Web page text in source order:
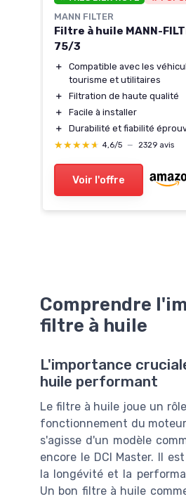
MANN FILTER
Filtre à huile MANN-
75/3
＋
Compatible avec les
tourisme et utilitaires
＋
Filtration de haute qualité
＋
Facile à installer
＋
Durabilité et fiabilité
★★★★★
★★★★★ 4,6/5 — 2329 avis
Voir l'offre
Comprendre
filtre à huile
L'importance
huile performant
Le filtre à huile joue un
fonctionnement du
s'agisse d'un modèle
encore le DCI Master. Il
la longévité et la
Un bon filtre à huile